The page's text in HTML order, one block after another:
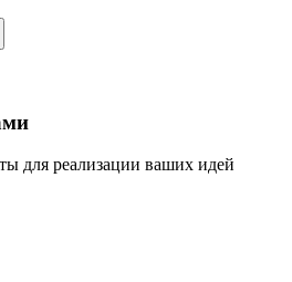
для реализации ваших идей